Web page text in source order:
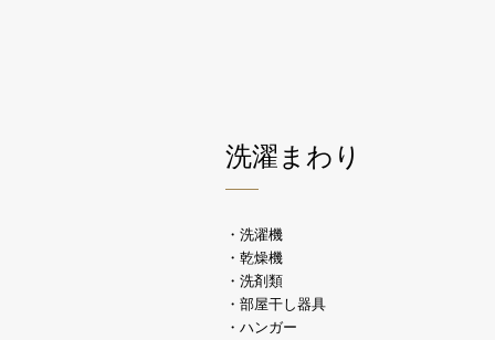
洗濯まわり
・洗濯機
・乾燥機
・洗剤類
・部屋干し器具
・ハンガー